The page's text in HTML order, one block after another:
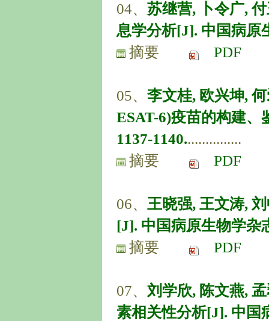
04、 苏继营, 卜令广,
息学分析[J]. 中国病原
摘要
PDF
05、 李文桂, 欧兴坤,
ESAT-6)疫苗的构建、
1137-1140................
摘要
PDF
06、 王晓强, 王文涛,
[J]. 中国病原生物学杂
摘要
PDF
07、 刘学欣, 陈文燕,
素相关性分析[J]. 中国